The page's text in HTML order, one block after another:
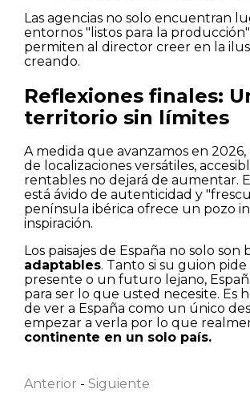
Nombre
Las agencias no solo encuentran
entornos "listos para la
permiten al director creer en la
creando.
Reflexiones finales:
territorio sin límites
A medida que avanzamos en
de localizaciones versátiles,
rentables no dejará de aumentar.
está ávido de autenticidad y
península ibérica ofrece un pozo
inspiración.
Los paisajes de España no solo son
adaptables. Tanto si su guion pide
presente o un futuro lejano,
para ser lo que usted necesite. Es
de ver a España como un único
empezar a verla por lo que
continente en un solo país.
Anterior - Siguiente